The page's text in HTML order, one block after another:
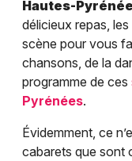
Hautes-
délicieux repas,
scène pour vous
chansons, de la
programme de ces
Pyrénées.
Évidemment, ce
cabarets que sont